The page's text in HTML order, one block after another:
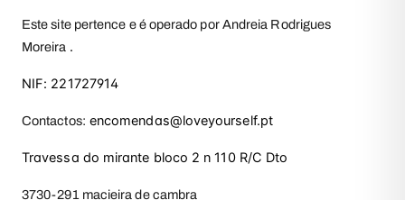
Este site pertence e é operado por Andreia Rodrigues
Moreira .
NIF: 221727914
Contactos: encomendas@loveyourself.pt
Travessa do mirante bloco 2 n 110 R/C Dto
3730-291 macieira de cambra